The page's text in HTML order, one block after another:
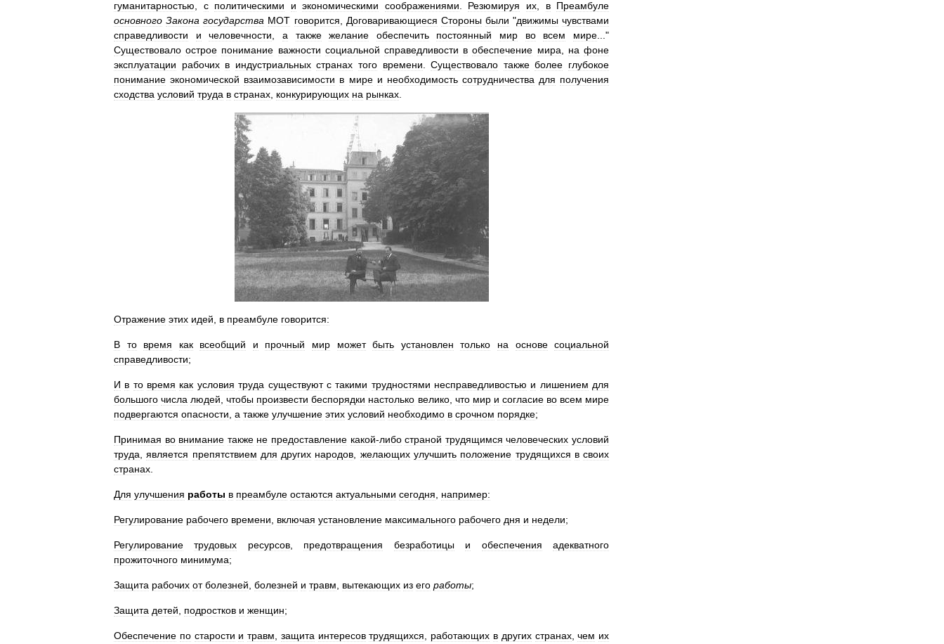
гуманитарностью, с политическими и экономическими соображениями. Резюмируя их, в Преамбуле
основного Закона государства МОТ говорится, Договаривающиеся Стороны были "движимы чувствами
справедливости
и человечности, а также желание обеспечить постоянный мир во всем мире..."
Существовало острое понимание важности социальной справедливости в обеспечение мира, на фоне
эксплуатации
рабочих в индустриальных странах того времени.Существовало также более глубокое
понимание экономической взаимозависимости в мире и необходимость сотрудничества для получения
сходства условий труда в странах, конкурирующих на рынках.
Отражение этих идей, в преамбуле говорится:
В то время как всеобщий и прочный мир может быть установлен только на основе социальной
справедливости;
И в то время как условия труда существуют с такими трудностями несправедливостью и лишением для
большого числа людей,чтобы произвести беспорядки настолько велико, что мир и согласие во всем мире
подвергаются опасности, а также улучшение этих условий необходимо в срочном порядке;
Принимая во внимание также не предоставление какой-либо страной трудящимся человеческих условий
труда,является препятствием для других народов, желающих улучшить положение трудящихся в своих
странах.
Для улучшения работы в преамбуле остаются актуальными сегодня, например:
Регулирование рабочего времени, включая установление максимального рабочего дня и недели;
Регулирование трудовых ресурсов, предотвращения безработицы и обеспечения
адекватного
прожиточного минимума;
Защита рабочих от болезней, болезней и травм, вытекающих из его работы;
Защита детей, подростков и женщин;
Обеспечение по старости и травм, защита интересов трудящихся, работающих в других странах,чем их